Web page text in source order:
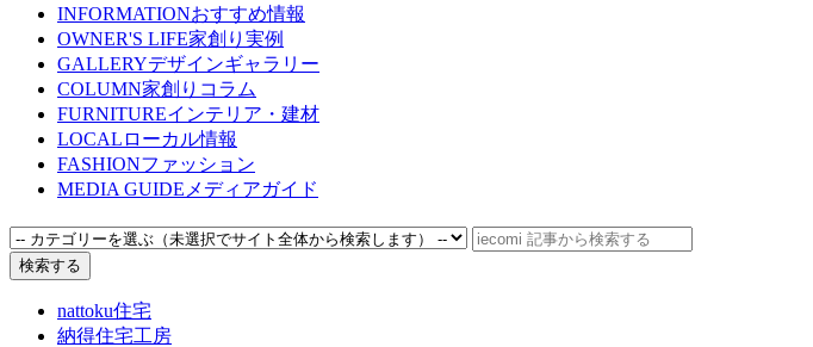
INFORMATIONおすすめ情報
OWNER'S LIFE家創り実例
GALLERYデザインギャラリー
COLUMN家創りコラム
FURNITUREインテリア・建材
LOCAL ローカル情報
FASHIONファッション
MEDIA GUIDE メディアガイド
nattoku住宅
納得住宅工房